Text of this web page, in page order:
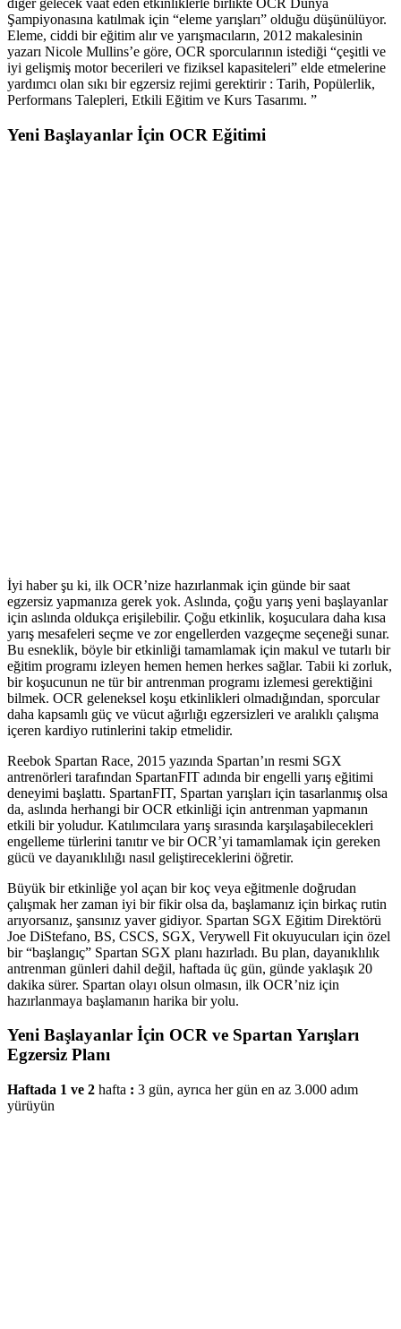
diğer gelecek vaat eden etkinliklerle birlikte OCR Dünya
Şampiyonasına katılmak için “eleme yarışları” olduğu düşünülüyor.
Eleme, ciddi bir eğitim alır ve yarışmacıların, 2012 makalesinin
yazarı Nicole Mullins’e göre, OCR sporcularının istediği “çeşitli ve
iyi gelişmiş motor becerileri ve fiziksel kapasiteleri” elde etmelerine
yardımcı olan sıkı bir egzersiz rejimi gerektirir : Tarih, Popülerlik,
Performans Talepleri, Etkili Eğitim ve Kurs Tasarımı. ”
Yeni Başlayanlar İçin OCR Eğitimi
İyi haber şu ki, ilk OCR’nize hazırlanmak için günde bir saat
egzersiz yapmanıza gerek yok. Aslında, çoğu yarış yeni başlayanlar
için aslında oldukça erişilebilir. Çoğu etkinlik, koşuculara daha kısa
yarış mesafeleri seçme ve zor engellerden vazgeçme seçeneği sunar.
Bu esneklik, böyle bir etkinliği tamamlamak için makul ve tutarlı bir
eğitim programı izleyen hemen hemen herkes sağlar. Tabii ki zorluk,
bir koşucunun ne tür bir antrenman programı izlemesi gerektiğini
bilmek. OCR geleneksel koşu etkinlikleri olmadığından, sporcular
daha kapsamlı güç ve vücut ağırlığı egzersizleri ve aralıklı çalışma
içeren kardiyo rutinlerini takip etmelidir.
Reebok Spartan Race, 2015 yazında Spartan’ın resmi SGX
antrenörleri tarafından SpartanFIT adında bir engelli yarış eğitimi
deneyimi başlattı. SpartanFIT, Spartan yarışları için tasarlanmış olsa
da, aslında herhangi bir OCR etkinliği için antrenman yapmanın
etkili bir yoludur. Katılımcılara yarış sırasında karşılaşabilecekleri
engelleme türlerini tanıtır ve bir OCR’yi tamamlamak için gereken
gücü ve dayanıklılığı nasıl geliştireceklerini öğretir.
Büyük bir etkinliğe yol açan bir koç veya eğitmenle doğrudan
çalışmak her zaman iyi bir fikir olsa da, başlamanız için birkaç rutin
arıyorsanız, şansınız yaver gidiyor. Spartan SGX Eğitim Direktörü
Joe DiStefano, BS, CSCS, SGX, Verywell Fit okuyucuları için özel
bir “başlangıç” Spartan SGX planı hazırladı. Bu plan, dayanıklılık
antrenman günleri dahil değil, haftada üç gün, günde yaklaşık 20
dakika sürer. Spartan olayı olsun olmasın, ilk OCR’niz için
hazırlanmaya başlamanın harika bir yolu.
Yeni Başlayanlar İçin OCR ve Spartan Yarışları
Egzersiz Planı
Haftada 1 ve 2 hafta : 3 gün, ayrıca her gün en az 3.000 adım
yürüyün